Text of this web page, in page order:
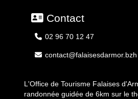
Contact
02 96 70 12 47
contact@falaisesdarmor.bzh
L'Office de Tourisme Falaises
randonnée guidée de 6km sur le